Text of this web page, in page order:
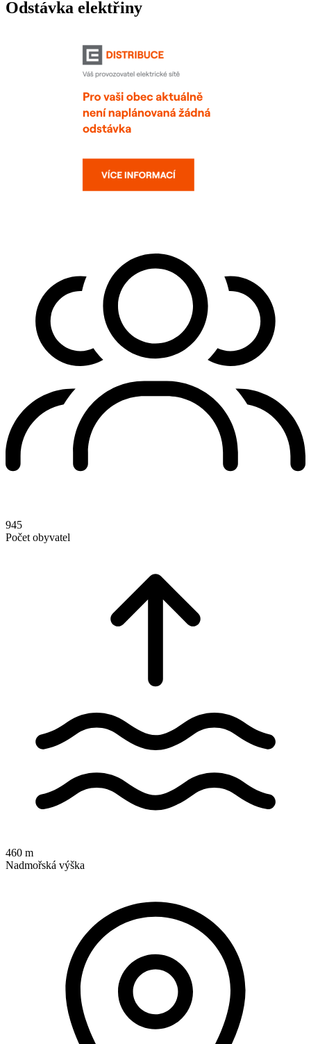
Odstávka elektřiny
945
Počet obyvatel
460 m
Nadmořská výška